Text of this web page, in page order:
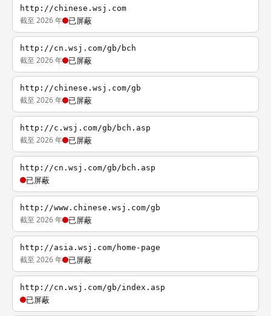
http://chinese.wsj.com
截至 2026 年 已屏蔽
http://cn.wsj.com/gb/bch
截至 2026 年 已屏蔽
http://chinese.wsj.com/gb
截至 2026 年 已屏蔽
http://c.wsj.com/gb/bch.asp
截至 2026 年 已屏蔽
http://cn.wsj.com/gb/bch.asp
已屏蔽
http://www.chinese.wsj.com/gb
截至 2026 年 已屏蔽
http://asia.wsj.com/home-page
截至 2026 年 已屏蔽
http://cn.wsj.com/gb/index.asp
已屏蔽